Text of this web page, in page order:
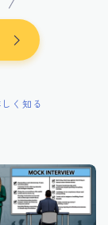
く知る